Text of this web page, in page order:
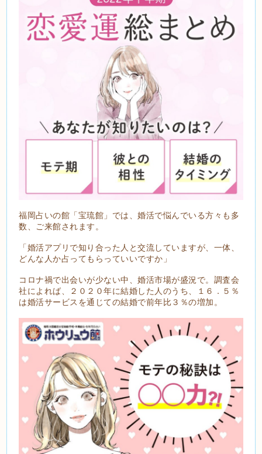
福岡占いの館「宝琉館」では、婚活で悩んでいる方々も多
数、ご来館されます。
「婚活アプリで知り合った人と交流していますが、一体、
どんな人か占ってもらっていいですか」
コロナ禍で出会いが少ない中、婚活市場が盛況で。調査会
社によれば、２０２０年に結婚した人のうち、１６．５％
は婚活サービスを通じての結婚で前年比３％の増加。